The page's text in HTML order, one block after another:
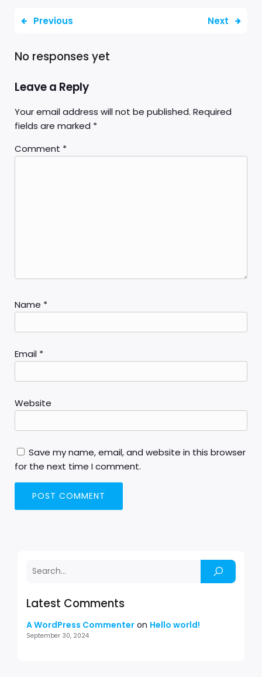
Latest Comments
A WordPress Commenter on Hello world!
September 30, 2024
Previous Next
No responses yet
Leave a Reply
Your email address will not be published. Required
fields are marked *
Comment *
Name *
Email *
Website
Save my name, email, and website in this browser
for the next time I comment.